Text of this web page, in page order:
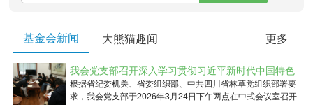
汤蕙伊小朋友 CNY 400.00 2026-08-05
庄薪妍小朋友
爱心人士 CNY 30.00 2026-08-05
崔兰允小朋友 CNY 3.00 2026-08-05
基金会新闻 大熊猫趣闻 更多
我会党支部召开深入学习贯彻习近平新时代中国特色
社会主义思想专题民主生活会和2025年度组织生活会
根据省纪委机关、省委组织部、中共四川省林草党组织部署要
求，我会党支部于2026年3月24日下午两点在中式会议室召开